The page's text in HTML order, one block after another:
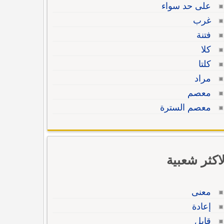
على حد سواء
غرب
فتنة
كلا
كلتا
مراد
معصم
معصم السترة
شعبية
معنى
إعادة
قابل